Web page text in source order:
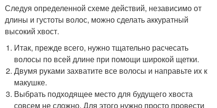
Следуя определенной схеме действий, независимо от
длины и густоты волос, можно сделать аккуратный
высокий хвост.
Итак, прежде всего, нужно тщательно расчесать
волосы по всей длине при помощи широкой щетки.
Двумя руками захватите все волосы и направьте их к
макушке.
Выбрать подходящее место для будущего хвоста
совсем не сложно. Для этого нужно просто провести